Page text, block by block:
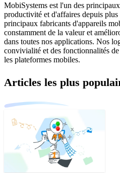
MobiSystems est l'un des
productivité et d'affaires depuis
principaux fabricants d'appareils
constamment de la valeur et
dans toutes nos applications. Nos
convivialité et des fonctionnalités
les plateformes mobiles.
Articles les plus